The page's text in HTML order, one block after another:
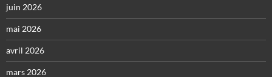
juin 2026
mai 2026
avril 2026
mars 2026